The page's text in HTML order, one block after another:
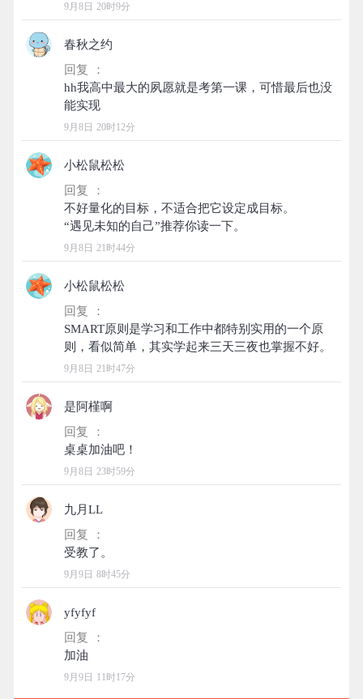
9月8日 20时9分
春秋之约
回复 ：
hh我高中最大的夙愿就是考第一课，可惜最后也没
9月8日 20时12分
小松鼠松松
回复 ：
不好量化的目标，不适合把它设定成目标。
9月8日 21时44分
小松鼠松松
回复 ：
SMART原则是学习和工作中都特别实用的一个原
9月8日 21时47分
是阿槿啊
回复 ：
9月8日 23时59分
九月LL
回复 ：
9月9日 8时45分
yfyfyf
回复 ：
9月9日 11时17分